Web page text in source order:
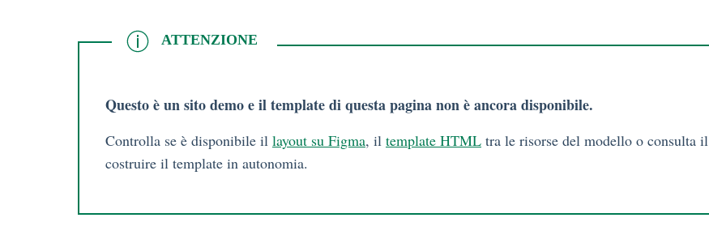
ATTENZIONE
ATTENZIONE
Questo è un sito demo e il template di questa pagina non è ancora disponibile.
Controlla se è disponibile il layout su Figma, il template HTML tra le risorse del modello o consulta il
costruire il template in autonomia.